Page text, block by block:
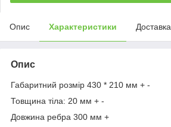
Опис Характеристики Доставка
Опис
Габаритний розмір 430 * 210 мм + -
Товщина тіла: 20 мм + -
Довжина ребра 300 мм +